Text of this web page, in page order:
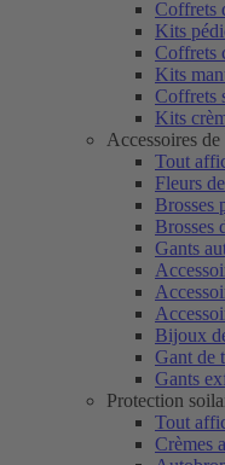
Coffrets
Kits
Coffrets
Kits
Coffrets
Kits
Accessoires de
Tout
Fleurs
Brosses
Brosses
Gants
Bijoux
Gant de
Gants
Protection
Tout
Crèmes